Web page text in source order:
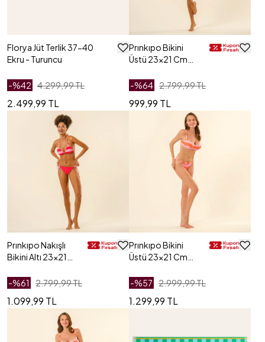
Florya Jüt Terlik 37-40
Ekru - Turuncu
-%42 4.299,99 TL
2.499,99 TL
Prınkıpo Bikini
Üstü 23x21 Cm
-%64 2.799,99 TL
999,99 TL
Prınkıpo Nakışlı
Bikini Altı 23x21
-%61 2.799,99 TL
1.099,99 TL
Prınkıpo Bikini
Üstü 23x21 Cm
-%57 2.999,99 TL
1.299,99 TL